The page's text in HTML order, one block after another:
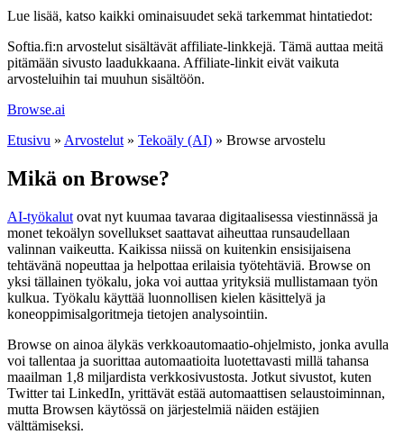
Lue lisää, katso kaikki ominaisuudet sekä tarkemmat hintatiedot:
Softia.fi:n arvostelut sisältävät affiliate-linkkejä. Tämä auttaa meitä
pitämään sivusto laadukkaana. Affiliate-linkit eivät vaikuta
arvosteluihin tai muuhun sisältöön.
Browse.ai
Etusivu » Arvostelut » Tekoäly (AI) » Browse arvostelu
Mikä on Browse?
AI-työkalut ovat nyt kuumaa tavaraa digitaalisessa viestinnässä ja
monet tekoälyn sovellukset saattavat aiheuttaa runsaudellaan
valinnan vaikeutta. Kaikissa niissä on kuitenkin ensisijaisena
tehtävänä nopeuttaa ja helpottaa erilaisia työtehtäviä. Browse on
yksi tällainen työkalu, joka voi auttaa yrityksiä mullistamaan työn
kulkua. Työkalu käyttää luonnollisen kielen käsittelyä ja
koneoppimisalgoritmeja tietojen analysointiin.
Browse on ainoa älykäs verkkoautomaatio-ohjelmisto, jonka avulla
voi tallentaa ja suorittaa automaatioita luotettavasti millä tahansa
maailman 1,8 miljardista verkkosivustosta. Jotkut sivustot, kuten
Twitter tai LinkedIn, yrittävät estää automaattisen selaustoiminnan,
mutta Browsen käytössä on järjestelmiä näiden estäjien
välttämiseksi.